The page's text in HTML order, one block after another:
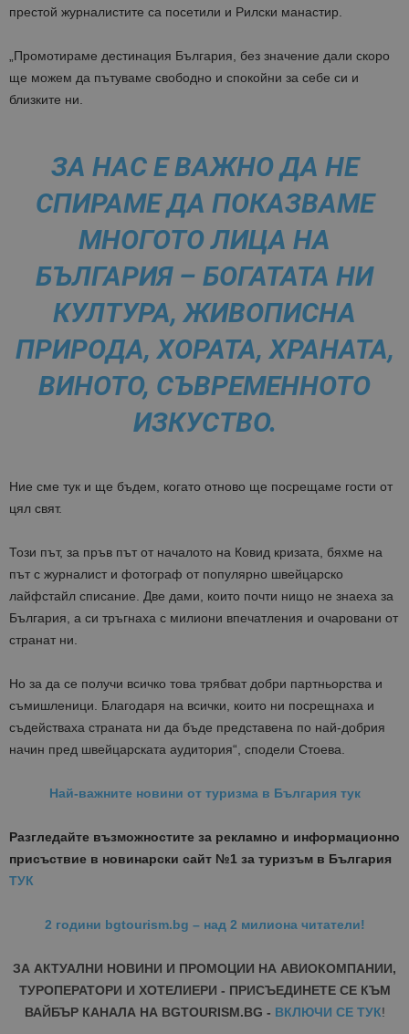
престой журналистите са посетили и Рилски манастир.
„Промотираме дестинация България, без значение дали скоро
ще можем да пътуваме свободно и спокойни за себе си и
близките ни.
ЗА НАС Е ВАЖНО ДА НЕ
СПИРАМЕ ДА ПОКАЗВАМЕ
МНОГОТО ЛИЦА НА
БЪЛГАРИЯ – БОГАТАТА НИ
КУЛТУРА, ЖИВОПИСНА
ПРИРОДА, ХОРАТА, ХРАНАТА,
ВИНОТО, СЪВРЕМЕННОТО
ИЗКУСТВО.
Ние сме тук и ще бъдем, когато отново ще посрещаме гости от
цял свят.
Този път, за пръв път от началото на Ковид кризата, бяхме на
път с журналист и фотограф от популярно швейцарско
лайфстайл списание. Две дами, които почти нищо не знаеха за
България, а си тръгнаха с милиони впечатления и очаровани от
странат ни.
Но за да се получи всичко това трябват добри партньорства и
съмишленици. Благодаря на всички, които ни посрещнаха и
съдействаха страната ни да бъде представена по най-добрия
начин пред швейцарската аудитория“, сподели Стоева.
Най-важните новини от туризма в България тук
Разгледайте възможностите за рекламно и информационно
присъствие в новинарски сайт №1 за туризъм в България
ТУК
2 години bgtourism.bg – над 2 милиона читатели!
ЗА АКТУАЛНИ НОВИНИ И ПРОМОЦИИ НА АВИОКОМПАНИИ,
ТУРОПЕРАТОРИ И ХОТЕЛИЕРИ - ПРИСЪЕДИНЕТЕ СЕ КЪМ
ВАЙБЪР КАНАЛА НА BGTOURISM.BG - ВКЛЮЧИ СЕ ТУК!